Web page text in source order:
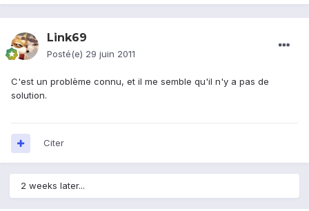
Link69
Posté(e) 29 juin 2011
C'est un problème connu, et il me semble qu'il n'y a pas de
solution.
Citer
2 weeks later...